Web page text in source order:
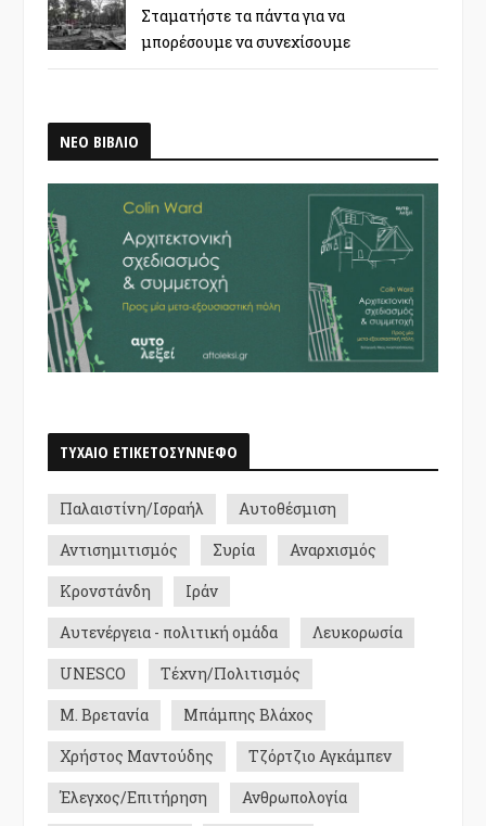
Σταματήστε τα πάντα για να
μπορέσουμε να συνεχίσουμε
ΝΕΟ ΒΙΒΛΙΟ
ΤΥΧΑΙΟ ΕΤΙΚΕΤΟΣΥΝΝΕΦΟ
Παλαιστίνη/Ισραήλ
Αυτοθέσμιση
Αντισημιτισμός
Συρία
Αναρχισμός
Κρονστάνδη
Ιράν
Αυτενέργεια - πολιτική ομάδα
Λευκορωσία
UNESCO
Τέχνη/Πολιτισμός
Μ. Βρετανία
Μπάμπης Βλάχος
Χρήστος Μαντούδης
Τζόρτζιο Αγκάμπεν
Έλεγχος/Επιτήρηση
Ανθρωπολογία